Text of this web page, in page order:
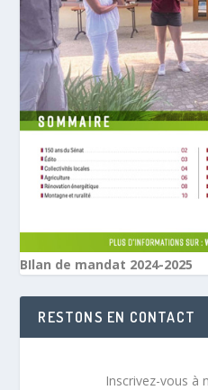
BIlan de mandat 2024-2025
RESTONS EN CONTACT
Inscrivez-vous à